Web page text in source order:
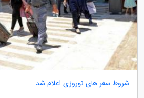
شروط سفر های نوروزی اعلام شد